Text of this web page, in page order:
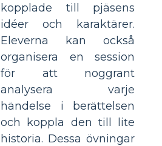
kopplade till pjäsens
idéer och karaktärer.
Eleverna kan också
organisera en session
för att noggrant
analysera varje
händelse i berättelsen
och koppla den till lite
historia. Dessa övningar